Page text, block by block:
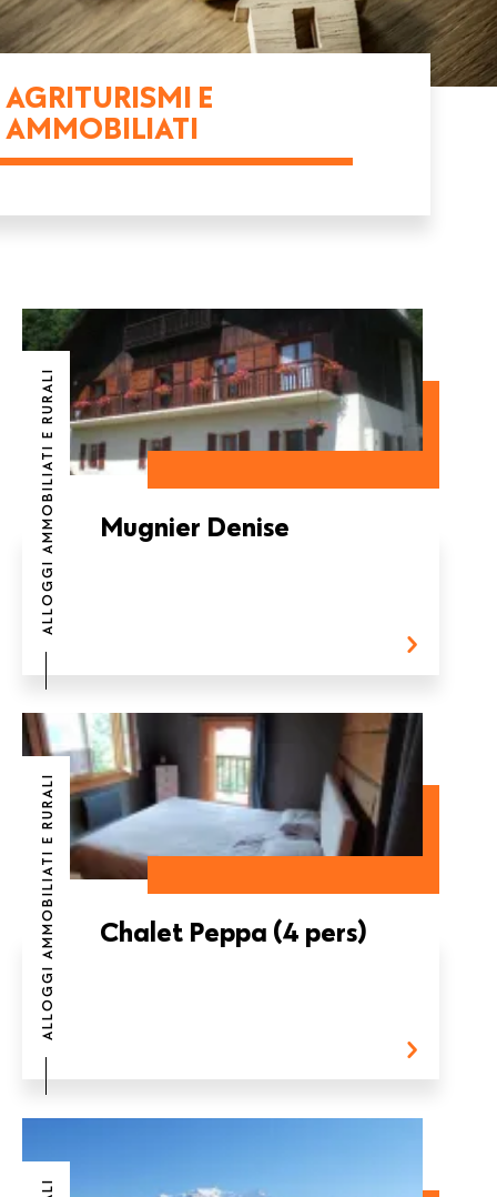
AGRITURISMI E
AMMOBILIATI
ALLOGGI AMMOBILIATI E RURALI Mugnier Denise
ALLOGGI AMMOBILIATI E RURALI Chalet Peppa (4 pers)